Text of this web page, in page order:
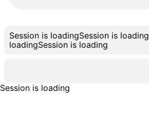
Session is loadingSession is loading
loadingSession is loading
Session is loading